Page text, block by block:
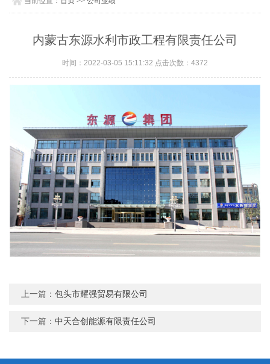
内蒙古东源水利市政工程有限责任公司
时间：2022-03-05 15:11:32 点击次数：4372
上一篇：包头市耀强贸易有限公司
下一篇：中天合创能源有限责任公司